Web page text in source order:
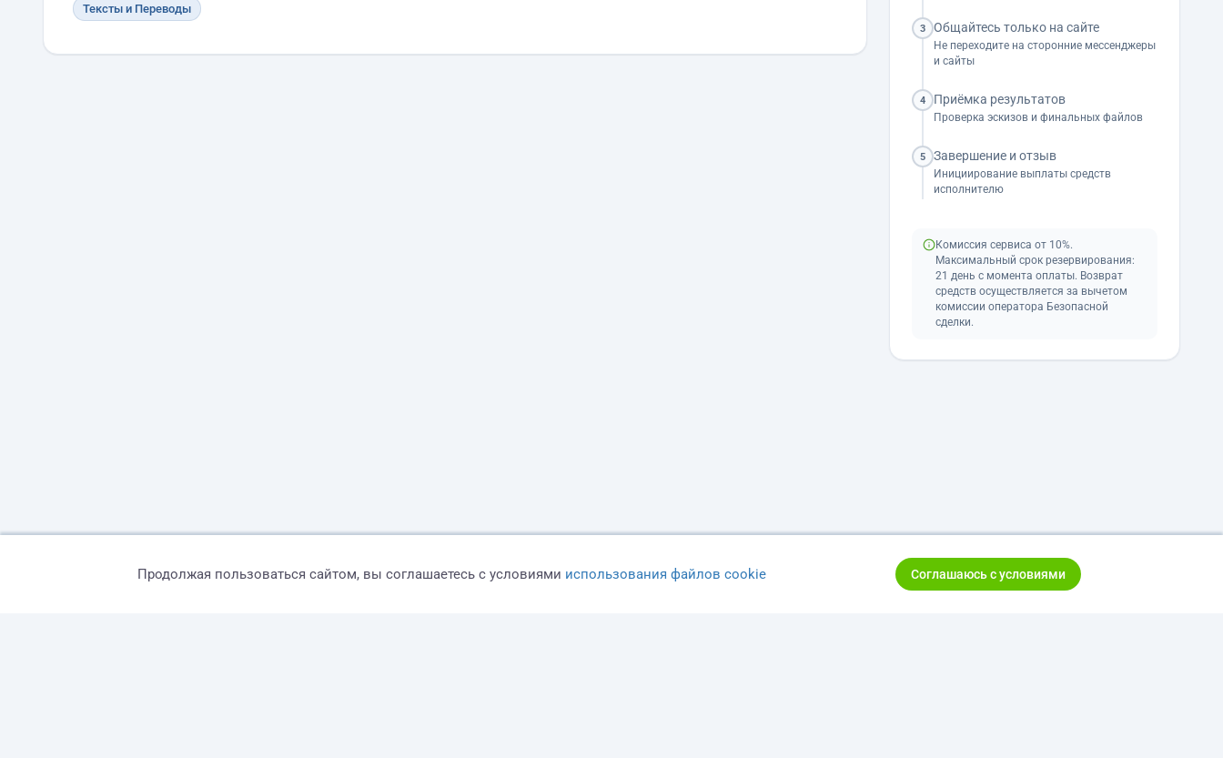
Тексты и Переводы
3 Общайтесь только на сайте
Не переходите на сторонние мессенджеры
и сайты
4 Приёмка результатов
Проверка эскизов и финальных файлов
5 Завершение и отзыв
Инициирование выплаты средств
исполнителю
Комиссия сервиса от 10%.
Максимальный срок резервирования:
21 день с момента оплаты. Возврат
средств осуществляется за вычетом
комиссии оператора Безопасной
сделки.
Продолжая пользоваться сайтом, вы соглашаетесь с условиями использования файлов cookie Соглашаюсь с условиями